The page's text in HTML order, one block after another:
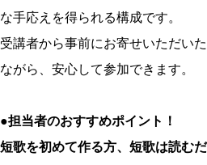
な手応えを得られる構成です。
受講者から事前にお寄せいただい
ながら、安心して参加できます。
●担当者のおすすめポイント！
短歌を初めて作る方、短歌は読む